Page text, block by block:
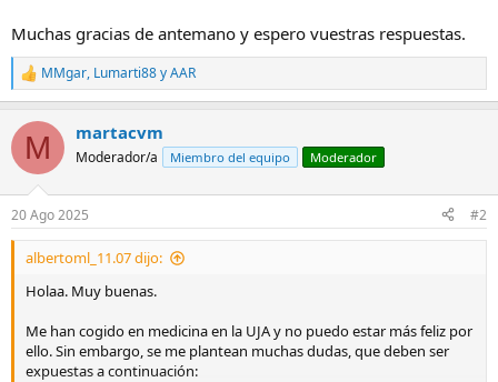
Muchas gracias de antemano y espero vuestras respuestas.
R
e
c
i
e
s
MMgar, Lumarti88yAAR
M martacvm
Moderador/a Miembro del equipo Moderador
20 Ago 2025 #2
albertoml_11.07 dijo:
Holaa. Muy buenas.
Me han cogido en medicina en la UJA y no puedo estar más feliz por
ello. Sin embargo, se me plantean muchas dudas, que deben ser
expuestas a continuación: